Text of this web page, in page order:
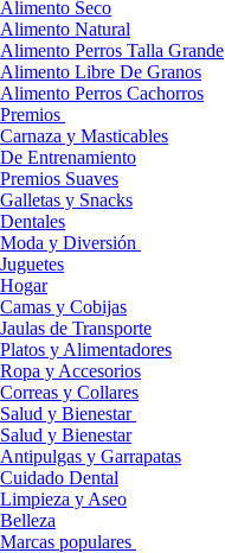
Alimento Seco
Alimento Natural
Alimento Perros Talla Grande
Alimento Libre De Granos
Alimento Perros Cachorros
Premios
Carnaza y Masticables
De Entrenamiento
Premios Suaves
Galletas y Snacks
Dentales
Moda y Diversión
Juguetes
Hogar
Camas y Cobijas
Jaulas de Transporte
Platos y Alimentadores
Ropa y Accesorios
Correas y Collares
Salud y Bienestar
Salud y Bienestar
Antipulgas y Garrapatas
Cuidado Dental
Limpieza y Aseo
Belleza
Marcas populares